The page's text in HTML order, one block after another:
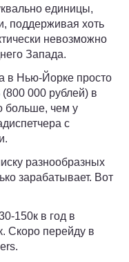
единицы,
поддерживая хоть
невозможно
Запада.
в Нью-Йорке просто
(800 000 рублей) в
больше, чем у
с
разнообразных
зарабатывает. Вот
150к в год в
Скоро перейду в
.